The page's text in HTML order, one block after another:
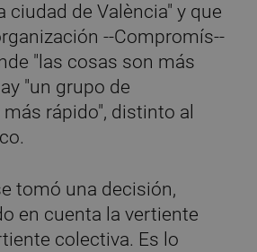
ciudad de València" y que
--Compromís--
"las cosas son más
"un grupo de
rápido", distinto al
tomó una decisión,
en cuenta la vertiente
colectiva. Es lo